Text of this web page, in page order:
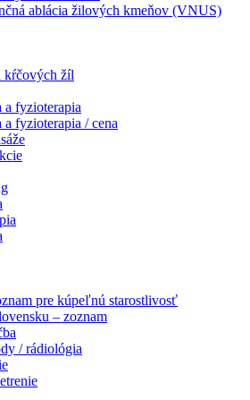
ablácia žilových kmeňov (VNUS)
kŕčových žíl
a fyzioterapia
a fyzioterapia / cena
pre kúpeľnú starostlivosť
– zoznam
/ rádiológia